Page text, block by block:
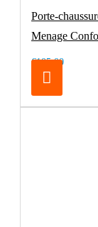
Porte-
Menage
€105.00